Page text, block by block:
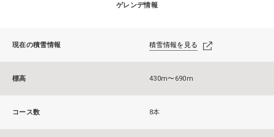
ゲレンデ情報
現在の積雪情報 積雪情報を見る
標高 430m〜690m
コース数 8本